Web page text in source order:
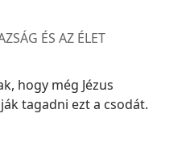
ÉS AZ ÉLET
hogy még Jézus
tagadni ezt a csodát.